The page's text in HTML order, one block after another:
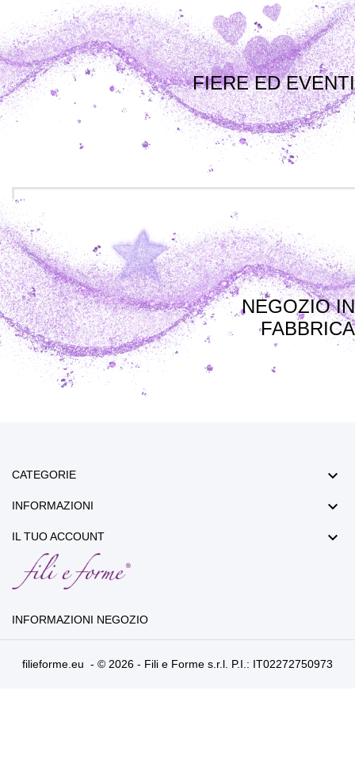
FIERE ED EVENTI
NEGOZIO IN
FABBRICA
CATEGORIE 
INFORMAZIONI 
IL TUO ACCOUNT 
INFORMAZIONI NEGOZIO
filieforme.eu - © 2026 - Fili e Forme s.r.l. P.I.: IT02272750973